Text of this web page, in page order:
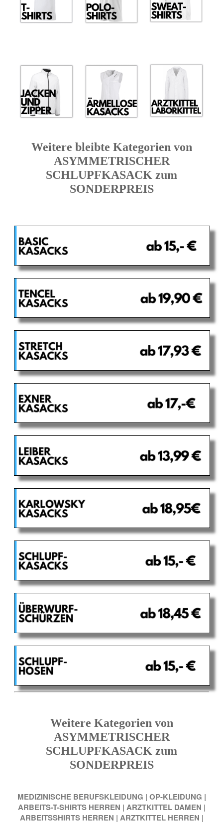
Weitere bleibte Kategorien von
ASYMMETRISCHER
SCHLUPFKASACK zum
SONDERPREIS
Weitere Kategorien von
ASYMMETRISCHER
SCHLUPFKASACK zum
SONDERPREIS
MEDIZINISCHE BERUFSKLEIDUNG | OP-KLEIDUNG |
ARBEITS-T-SHIRTS HERREN | ARZTKITTEL DAMEN |
ARBEITSSHIRTS HERREN | ARZTKITTEL HERREN |